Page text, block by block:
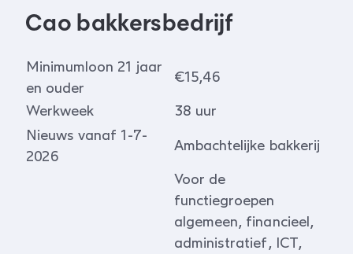
Cao bakkersbedrijf
Minimumloon 21 jaar
en ouder
€15,46
Werkweek
38 uur
Nieuws vanaf 1-7-
2026
Ambachtelijke bakkerij
Voor de
functiegroepen
algemeen, financieel,
administratief, ICT,